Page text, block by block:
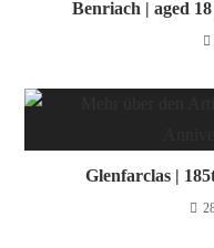
Benriach | aged
Glenfarclas |